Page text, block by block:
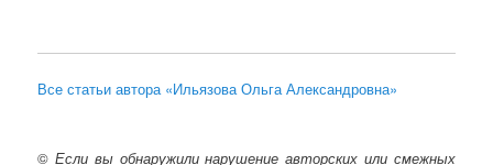
Все статьи автора «Ильязова Ольга Александровна»
© Если вы обнаружили нарушение авторских или смежных